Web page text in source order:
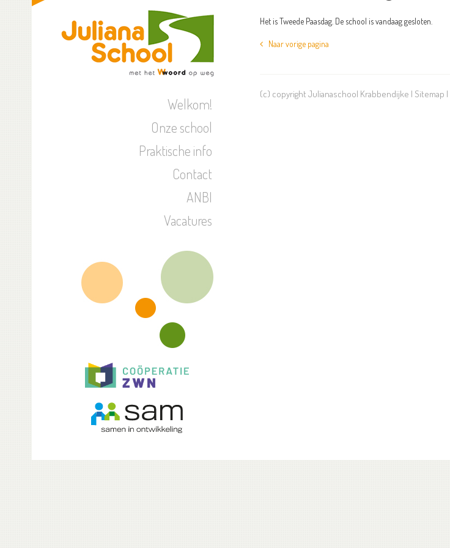
Welkom!
Onze school
Praktische info
Contact
ANBI
Vacatures
Het is Tweede Paasdag. De school is vandaag gesloten.
Naar vorige pagina
(c) copyright Julianaschool Krabbendijke | Sitemap |